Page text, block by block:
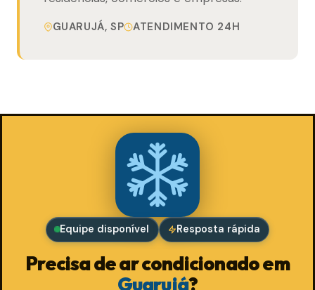
GUARUJÁ, SP ATENDIMENTO 24H
Equipe disponível Resposta rápida
Precisa de ar condicionado em
Guarujá?